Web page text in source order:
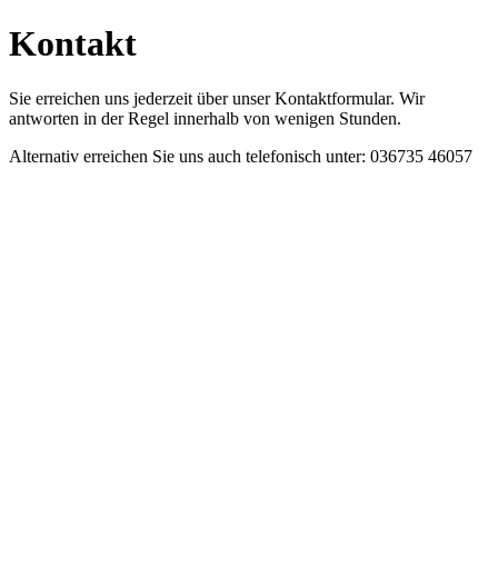
Kontakt
Sie erreichen uns jederzeit über unser Kontaktformular. Wir
antworten in der Regel innerhalb von wenigen Stunden.
Alternativ erreichen Sie uns auch telefonisch unter: 036735 46057